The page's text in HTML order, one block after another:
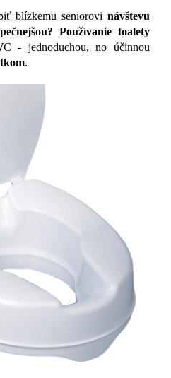
blízkemu seniorovinávštevu
Používanie toalety
- jednoduchou, no účinnou
.